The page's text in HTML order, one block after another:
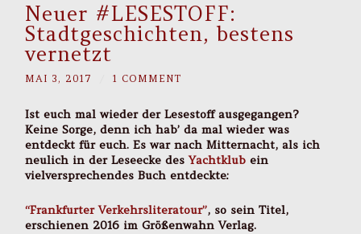
Neuer #LESESTOFF:
Stadtgeschichten, bestens
vernetzt
MAI 3, 2017 1 COMMENT
Ist euch mal wieder der Lesestoff ausgegangen?
Keine Sorge, denn ich hab’ da mal wieder was
entdeckt für euch. Es war nach Mitternacht, als ich
neulich in der Leseecke desYachtklubein
vielversprechendes Buch entdeckte:
“Frankfurter Verkehrsliteratour”, so sein Titel,
erschienen 2016 im Größenwahn Verlag.